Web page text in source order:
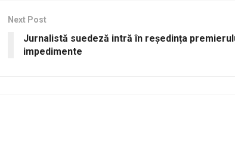
Next Post
Jurnalistă suedeză intră în reședința
impedimente